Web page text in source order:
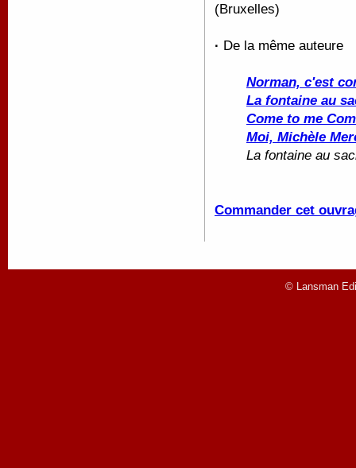
(Bruxelles)
· De la même auteure
Norman, c'est
La fontaine au
Come to me
Moi, Michèle
La fontaine au
Commander cet
© Lansman